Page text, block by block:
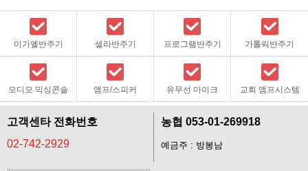
미가엘반주기 셀라반주기 프로그램반주기 가톨릭반주기
오디오 믹싱콘솔 앰프/스피커 유무선 마이크 교회 앰프시스템
고객센타 전화번호
02-742-2929
농협 053-01-269918
예금주 : 방봉남